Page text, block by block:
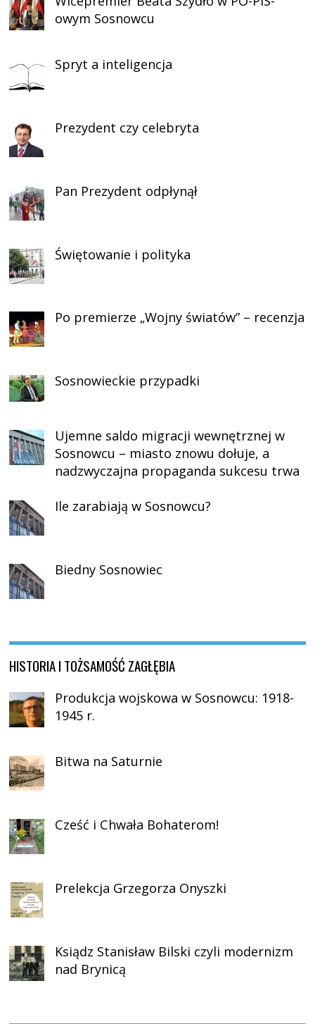
owym Sosnowcu
Spryt a inteligencja
Prezydent czy celebryta
Pan Prezydent odpłynął
Świętowanie i polityka
Po premierze „Wojny światów” – recenzja
Sosnowieckie przypadki
Ujemne saldo migracji wewnętrznej w
Sosnowcu – miasto znowu dołuje, a
nadzwyczajna propaganda sukcesu trwa
Ile zarabiają w Sosnowcu?
Biedny Sosnowiec
HISTORIA I TOŻSAMOŚĆ ZAGŁĘBIA
Produkcja wojskowa w Sosnowcu: 1918-
1945 r.
Bitwa na Saturnie
Cześć i Chwała Bohaterom!
Prelekcja Grzegorza Onyszki
Ksiądz Stanisław Bilski czyli modernizm
nad Brynicą